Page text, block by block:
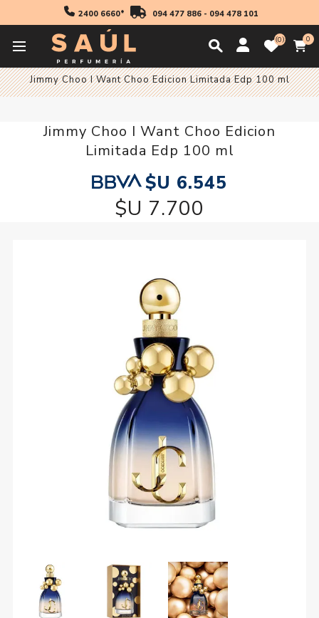
2400 6660* 094 477 886- 094 478 101
0 0
Inicio Fragancias
Jimmy Choo I Want Choo Edicion Limitada Edp 100 ml
Jimmy Choo I Want Choo Edicion
Limitada Edp 100 ml
$U 6.545
$U 7.700